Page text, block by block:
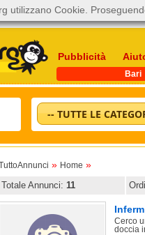
Pubblicità
Bari
-- TUTTE LE
» Home »
Totale Annunci: 11
Cerco
doccia
utilizzano Cookie.